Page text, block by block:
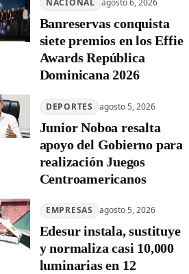
NACIONAL agosto 6, 2026
Banreservas conquista
siete premios en los Effie
Awards República
Dominicana 2026
DEPORTES agosto 5, 2026
Junior Noboa resalta
apoyo del Gobierno para
realización Juegos
Centroamericanos
EMPRESAS agosto 5, 2026
Edesur instala, sustituye
y normaliza casi 10,000
luminarias en 12